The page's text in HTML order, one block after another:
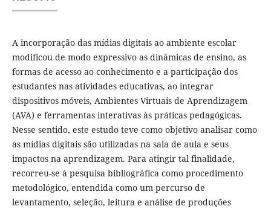
A incorporação das mídias digitais ao ambiente escolar
modificou de modo expressivo as dinâmicas de ensino, as
formas de acesso ao conhecimento e a participação dos
estudantes nas atividades educativas, ao integrar
dispositivos móveis, Ambientes Virtuais de Aprendizagem
(AVA) e ferramentas interativas às práticas pedagógicas.
Nesse sentido, este estudo teve como objetivo analisar como
as mídias digitais são utilizadas na sala de aula e seus
impactos na aprendizagem. Para atingir tal finalidade,
recorreu-se à pesquisa bibliográfica como procedimento
metodológico, entendida como um percurso de
levantamento, seleção, leitura e análise de produções